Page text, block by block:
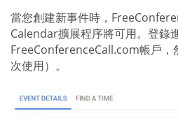
當您創建新事件時，
Calendar擴展程序將可用。登錄
FreeConferenceCall.com帳戶，
次使用）。